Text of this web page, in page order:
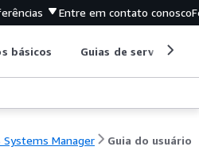
Entre em contato conosco
básicos Guias de serviço
Systems Manager Guia do usuário